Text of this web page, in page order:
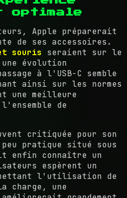
Apple préparerait
de ses accessoires.
souris seraient sur le
évolution
à l'USB-C semble
ainsi sur les normes
une meilleure
de
critiquée pour son
peu pratique situé sous
enfin connaître un
espèrent un
l'utilisation de
charge, une